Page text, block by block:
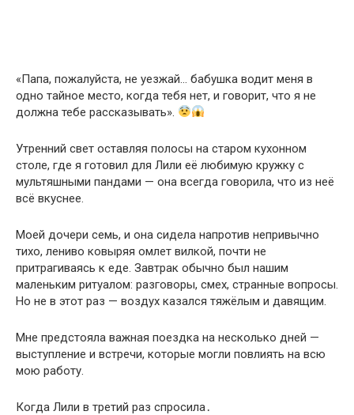
«Папа, пожалуйста, не уезжай… бабушка водит меня в
одно тайное место, когда тебя нет, и говорит, что я не
должна тебе рассказывать».
Утренний свет оставляя полосы на старом кухонном
столе, где я готовил для Лили её любимую кружку с
мультяшными пандами — она всегда говорила, что из неё
всё вкуснее.
Моей дочери семь, и она сидела напротив непривычно
тихо, лениво ковыряя омлет вилкой, почти не
притрагиваясь к еде. Завтрак обычно был нашим
маленьким ритуалом: разговоры, смех, странные вопросы.
Но не в этот раз — воздух казался тяжёлым и давящим.
Мне предстояла важная поездка на несколько дней —
выступление и встречи, которые могли повлиять на всю
мою работу.
Когда Лили в третий раз спросила․